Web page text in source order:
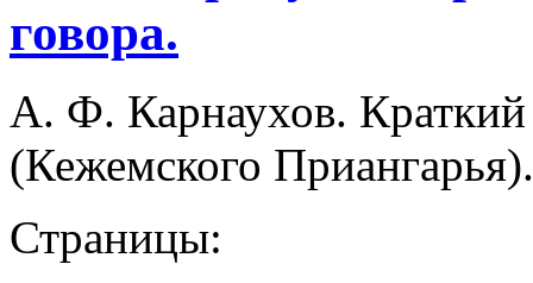
говора.
A. Ф. Карнаухов. Краткий
(Кежемского
Страницы: